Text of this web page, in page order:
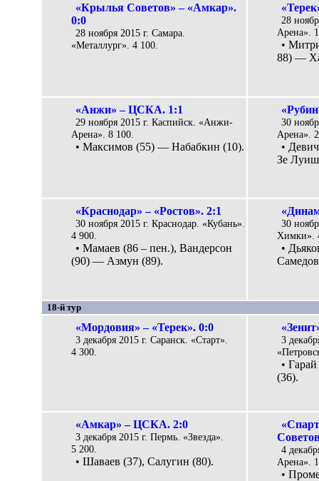
«Крылья Советов» – «Амкар».
0:0
28 ноября 2015 г. Самара.
«Металлург». 4 100.
28
Арена».
•
88) —
«Анжи» – ЦСКА. 1:1
29 ноября 2015 г. Каспийск. «Анжи-
Арена». 8 100.
• Максимов (55) — Набабкин (10).
30
Арена».
•
Зе Луиш
«Краснодар» – «Ростов». 2:1
30 ноября 2015 г. Краснодар. «Кубань».
4 900.
• Мамаев (86 – пен.), Вандерсон
(90) — Азмун (89).
30
Химки».
•
18-й тур
«Мордовия» – «Терек». 0:0
3 декабря 2015 г. Саранск. «Старт».
4 300.
3
•
(36).
«Амкар» – ЦСКА. 2:0
3 декабря 2015 г. Пермь. «Звезда».
5 200.
• Шаваев (37), Салугин (80).
4
Арена».
•